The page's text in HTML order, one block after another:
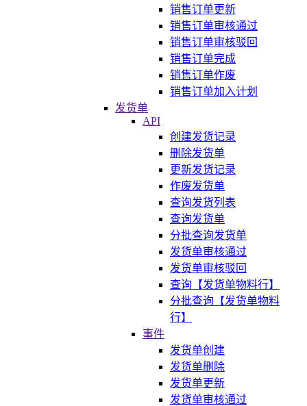
销售订单更新
销售订单审核通过
销售订单审核驳回
销售订单完成
销售订单作废
销售订单加入计划
发货单
API
创建发货记录
删除发货单
更新发货记录
作废发货单
查询发货列表
查询发货单
分批查询发货单
发货单审核通过
发货单审核驳回
查询【发货单物料行】
分批查询【发货单物料
行】
事件
发货单创建
发货单删除
发货单更新
发货单审核通过